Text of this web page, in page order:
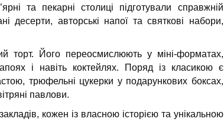
та пекарні столиці підготували справжній
десерти, авторські напої та святкові набори,
торт. Його переосмислюють у міні-форматах,
і навіть коктейлях. Поряд із класикою є
трюфельні цукерки у подарункових боксах,
павлови.
кожен із власною історією та унікальною